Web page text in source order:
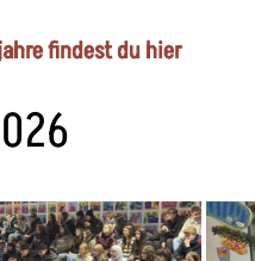
findest du hier